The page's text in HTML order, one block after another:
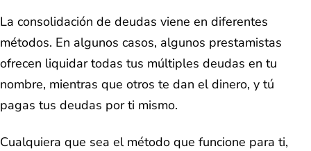
La consolidación de deudas viene en diferentes
métodos. En algunos casos, algunos prestamistas
ofrecen liquidar todas tus múltiples deudas en tu
nombre, mientras que otros te dan el dinero, y tú
pagas tus deudas por ti mismo.
Cualquiera que sea el método que funcione para ti,